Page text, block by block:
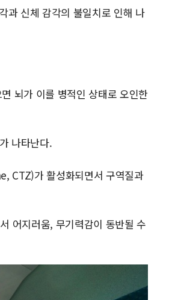
신체 감각의 불일치로 인해 나
뇌가 이를 병적인 상태로 오인한
나타난다.
가 활성화되면서 구역질과
어지러움, 무기력감이 동반될 수